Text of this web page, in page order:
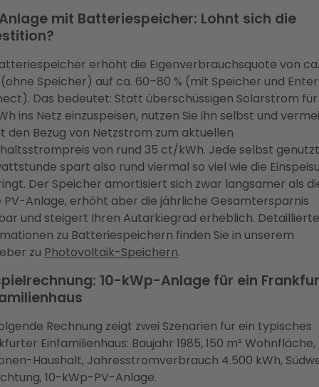
mit Batteriespeicher: Lohnt sich die
erhöht die Eigenverbrauchsquote von
(ohne Speicher) auf ca. 60–80 % (mit Speicher und Enter
Das bedeutet: Statt überschüssigen Solarstrom für
ins Netz einzuspeisen, nutzen Sie ihn selbst und
den Bezug von Netzstrom zum aktuellen
von rund 35 ct/kWh. Jede selbst
spart also rund viermal so viel wie die
Der Speicher amortisiert sich zwar langsamer als
PV-Anlage, erhöht aber die jährliche Gesamtersparnis
und steigert Ihren Autarkiegrad erheblich. Detaillierte
zu Batteriespeichern finden Sie in unserem
zu Photovoltaik-Speichern.
10-kWp-Anlage für ein
Rechnung zeigt zwei Szenarien für ein typisches
Einfamilienhaus: Baujahr 1985, 150 m²
Haushalt, Jahresstromverbrauch 4.500 kWh,
10-kWp-PV-Anlage.